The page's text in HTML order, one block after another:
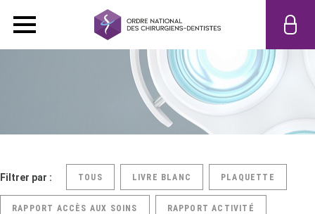
Filtrer par : TOUS LIVRE BLANC PLAQUETTE
RAPPORT ACCÈS AUX SOINS RAPPORT ACTIVITÉ